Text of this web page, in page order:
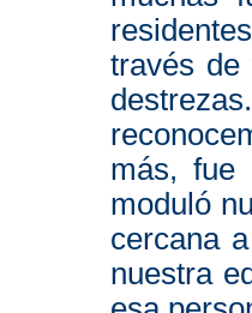
través de
más, fue
moduló
cercana
nuestra